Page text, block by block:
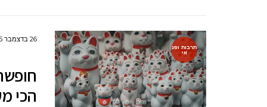
תרבות ופנ
אי
26 בדצמבר 2025
הכי